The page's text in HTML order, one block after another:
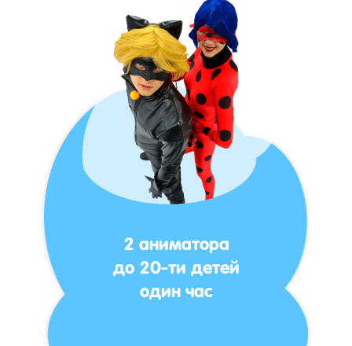
2 аниматора
до 20-ти детей
один час